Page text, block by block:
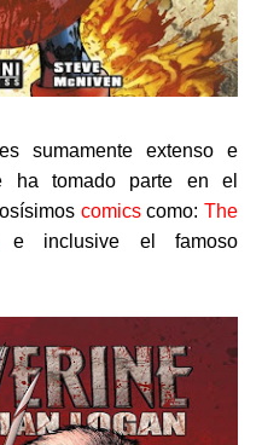
es sumamente extenso e
ha tomado parte en el
comicscomo:The
e inclusive el famoso